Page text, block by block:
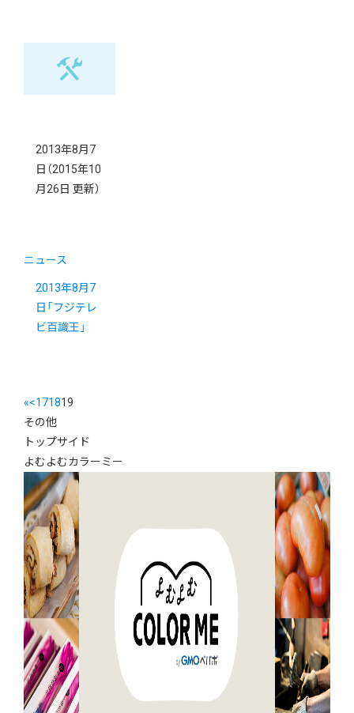
2013年8月7
日 （2015年10
月26日 更新）
ニュース
2013年8月7
日「フジテレ
ビ百識王」
«<171819
その他
トップサイド
よむよむカラーミー